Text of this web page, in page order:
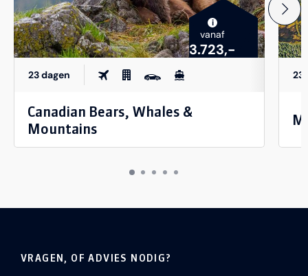
i
vanaf
3.723,-
23 dagen
Canadian Bears, Whales &
Mountains
23
VRAGEN, OF ADVIES NODIG?